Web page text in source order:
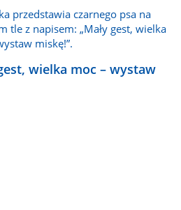
wielka moc – wystaw